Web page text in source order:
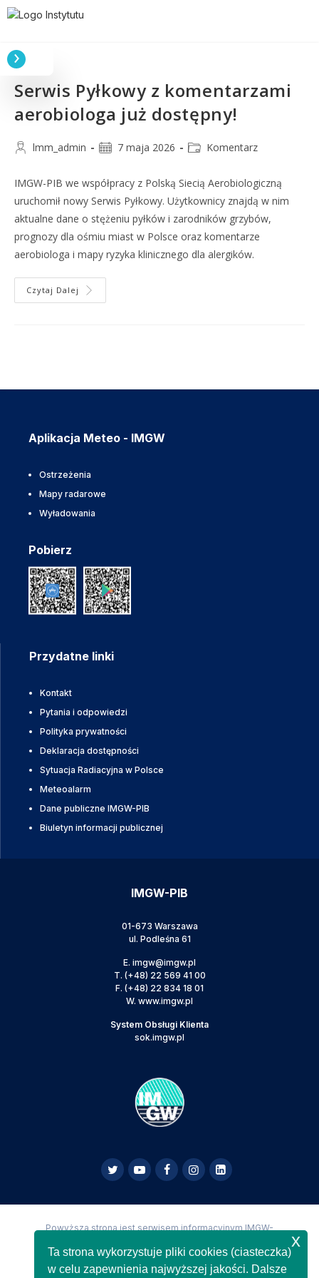
Serwis Pyłkowy z komentarzami
aerobiologa już dostępny!
lmm_admin 7 maja 2026 Komentarz
IMGW-PIB we współpracy z Polską Siecią Aerobiologiczną
uruchomił nowy Serwis Pyłkowy. Użytkownicy znajdą w nim
aktualne dane o stężeniu pyłków i zarodników grzybów,
prognozy dla ośmiu miast w Polsce oraz komentarze
aerobiologa i mapy ryzyka klinicznego dla alergików.
Czytaj Dalej
Aplikacja Meteo - IMGW
Ostrzeżenia
Mapy radarowe
Wyładowania
Pobierz
Przydatne linki
Kontakt
Pytania i odpowiedzi
Polityka prywatności
Deklaracja dostępności
Sytuacja Radiacyjna w Polsce
Meteoalarm
Dane publiczne IMGW-PIB
Biuletyn informacji publicznej
IMGW-PIB
01-673 Warszawa
ul. Podleśna 61
E. imgw@imgw.pl
T. (+48) 22 569 41 00
F. (+48) 22 834 18 01
W. www.imgw.pl
System Obsługi Klienta
sok.imgw.pl
Powyższa strona jest serwisem informacyjnym IMGW-
Copyright IMGW-PIB Wszelkie prawa zastrzeżone
Ta strona wykorzystuje pliki cookies (ciasteczka)
w celu zapewnienia najwyższej jakości. Dalsze
x